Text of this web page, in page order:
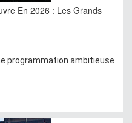
En 2026 : Les Grands
programmation ambitieuse